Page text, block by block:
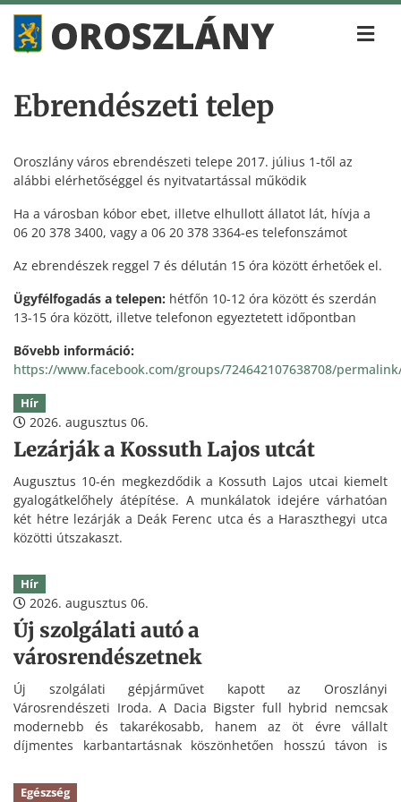
Ebrendészeti telep
Oroszlány város ebrendészeti telepe 2017. július 1-től az
alábbi elérhetőséggel és nyitvatartással működik
Ha a városban kóbor ebet, illetve elhullott állatot lát, hívja a
06 20 378 3400, vagy a 06 20 378 3364-es telefonszámot
Az ebrendészek reggel 7 és délután 15 óra között érhetőek el.
Ügyfélfogadás a telepen: hétfőn 10-12 óra között és szerdán
13-15 óra között, illetve telefonon egyeztetett időpontban
Bővebb információ:
https://www.facebook.com/groups/724642107638708/
Hír
2026. augusztus 06.
Lezárják a Kossuth Lajos utcát
Augusztus 10-én megkezdődik a Kossuth Lajos utcai kiemelt
gyalogátkelőhely átépítése. A munkálatok idejére várhatóan
két hétre lezárják a Deák Ferenc utca és a Haraszthegyi utca
közötti útszakaszt.
Hír
2026. augusztus 06.
Új szolgálati autó a
városrendészetnek
Új szolgálati gépjárművet kapott az Oroszlányi
Városrendészeti Iroda. A Dacia Bigster full hybrid nemcsak
modernebb és takarékosabb, hanem az öt évre vállalt
díjmentes karbantartásnak köszönhetően hosszú távon is
Egészség